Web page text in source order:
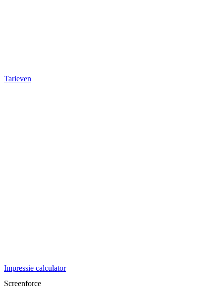
Tarieven
Impressie calculator
Screenforce